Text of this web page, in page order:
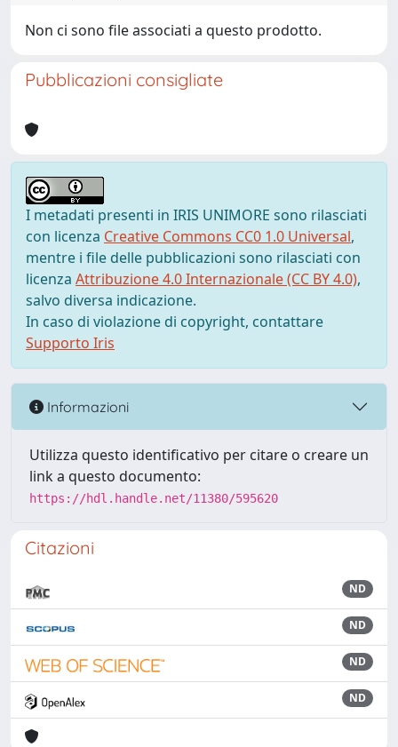
Non ci sono file associati a questo prodotto.
Pubblicazioni consigliate
I metadati presenti in IRIS UNIMORE sono rilasciati
con licenza Creative Commons CC0 1.0 Universal,
mentre i file delle pubblicazioni sono rilasciati con
licenza Attribuzione 4.0 Internazionale (CC BY 4.0),
salvo diversa indicazione.
In caso di violazione di copyright, contattare
Supporto Iris
Informazioni
Utilizza questo identificativo per citare o creare un
link a questo documento:
https://hdl.handle.net/11380/595620
Citazioni
ND
ND
ND
ND